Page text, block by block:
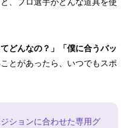
、プロ選手がどんな道具を使
どんなの？」「僕に合うバッ
とがあったら、いつでもスポ
ションに合わせた専用グ